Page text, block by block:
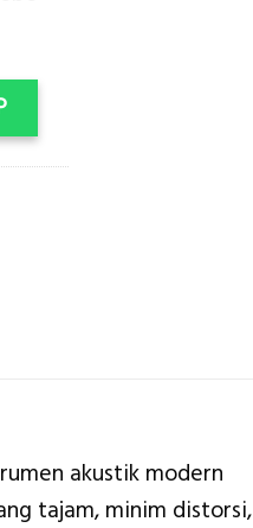
akustik modern
tajam, minim distorsi,